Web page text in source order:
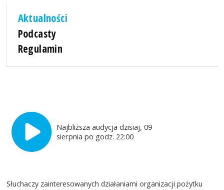
Aktualności
Podcasty
Regulamin
Najbliższa audycja dzisiaj, 09
sierpnia po godz. 22:00
Słuchaczy zainteresowanych działaniami organizacji pożytku